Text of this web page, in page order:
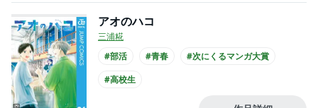
アオのハコ
三浦糀
#部活
#青春
#次にくるマンガ大賞
#高校生